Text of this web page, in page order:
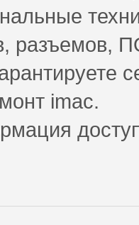
разъемов,
imac.